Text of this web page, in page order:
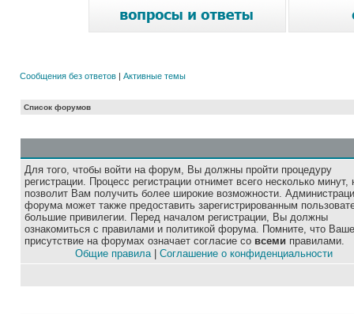
Сообщения без ответов | Активные темы
Список форумов
Для того, чтобы войти на форум, Вы должны пройти процедуру
регистрации. Процесс регистрации отнимет всего несколько минут,
позволит Вам получить более широкие возможности.
форума может также предоставить зарегистрированным
большие привилегии. Перед началом регистрации, Вы должны
ознакомиться с правилами и политикой форума. Помните, что Ваше
присутствие на форумах означает согласие со всеми правилами.
Общие правила| Соглашение о конфиденциальности